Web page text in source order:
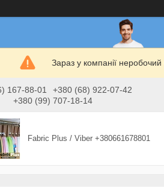
Зараз у компанії
167-88-01
+380 (68) 922-07-42
+380 (99) 707-18-14
Fabric Plus / Viber +380661678801